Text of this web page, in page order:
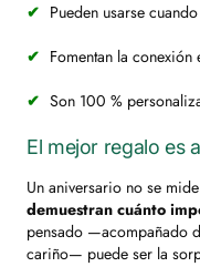
Pueden usarse
Fomentan la
Son 100 %
El mejor regalo es
Un aniversario no se
demuestran cuánto
pensado —acompañado
cariño— puede ser la